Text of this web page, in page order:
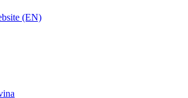
(EN)